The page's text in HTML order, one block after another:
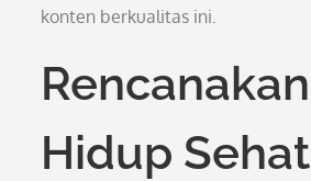
konten berkualitas ini.
Rencanakan
Hidup Sehat